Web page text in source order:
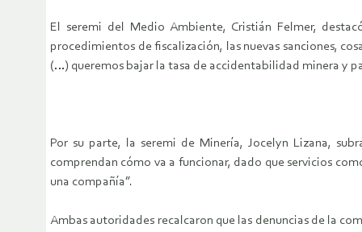
El seremi del Medio Ambiente, Cristián Felmer,
procedimientos de fiscalización, las nuevas sanciones,
(…) queremos bajar la tasa de accidentabilidad minera y
Por su parte, la seremi de Minería, Jocelyn Lizana,
comprendan cómo va a funcionar, dado que servicios
una compañía”.
Ambas autoridades recalcaron que las denuncias de la